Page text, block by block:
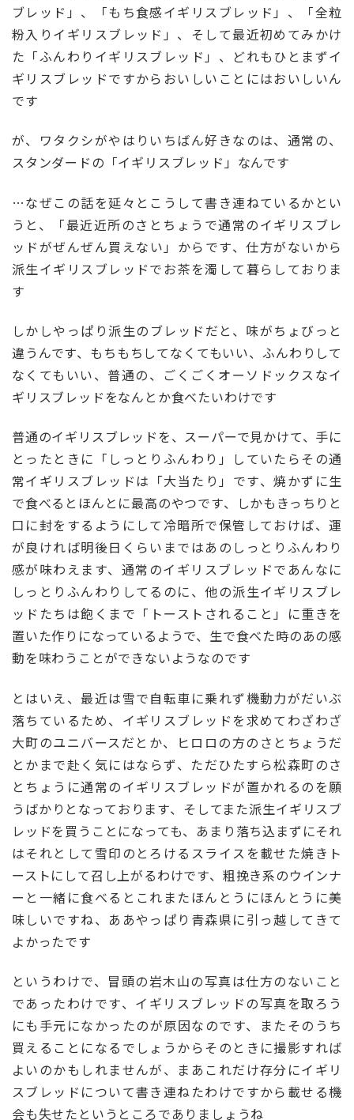
ブレッド」、「もち食感イギリスブレッド」、「全粒
粉入りイギリスブレッド」、そして最近初めてみかけ
た「ふんわりイギリスブレッド」、どれもひとまずイ
ギリスブレッドですからおいしいことにはおいしいん
です
が、ワタクシがやはりいちばん好きなのは、通常の、
スタンダードの「イギリスブレッド」なんです
…なぜこの話を延々とこうして書き連ねているかとい
うと、「最近近所のさとちょうで通常のイギリスブレ
ッドがぜんぜん買えない」からです、仕方がないから
派生イギリスブレッドでお茶を濁して暮らしておりま
す
しかしやっぱり派生のブレッドだと、味がちょびっと
違うんです、もちもちしてなくてもいい、ふんわりして
なくてもいい、普通の、ごくごくオーソドックスなイ
ギリスブレッドをなんとか食べたいわけです
普通のイギリスブレッドを、スーパーで見かけて、手に
とったときに「しっとりふんわり」していたらその通
常イギリスブレッドは「大当たり」です、焼かずに生
で食べるとほんとに最高のやつです、しかもきっちりと
口に封をするようにして冷暗所で保管しておけば、運
が良ければ明後日くらいまではあのしっとりふんわり
感が味わえます、通常のイギリスブレッドであんなに
しっとりふんわりしてるのに、他の派生イギリスブレ
ッドたちは飽くまで「トーストされること」に重きを
置いた作りになっているようで、生で食べた時のあの感
動を味わうことができないようなのです
とはいえ、最近は雪で自転車に乗れず機動力がだいぶ
落ちているため、イギリスブレッドを求めてわざわざ
大町のユニバースだとか、ヒロロの方のさとちょうだ
とかまで赴く気にはならず、ただひたすら松森町のさ
とちょうに通常のイギリスブレッドが置かれるのを願
うばかりとなっております、そしてまた派生イギリスブ
レッドを買うことになっても、あまり落ち込まずにそれ
はそれとして雪印のとろけるスライスを載せた焼きト
ーストにして召し上がるわけです、粗挽き系のウインナ
ーと一緒に食べるとこれまたほんとうにほんとうに美
味しいですね、ああやっぱり青森県に引っ越してきて
よかったです
というわけで、冒頭の岩木山の写真は仕方のないこと
であったわけです、イギリスブレッドの写真を取ろう
にも手元になかったのが原因なのです、またそのうち
買えることになるでしょうからそのときに撮影すれば
よいのかもしれませんが、まあこれだけ存分にイギリ
スブレッドについて書き連ねたわけですから載せる機
会も失せたというところでありましょうね